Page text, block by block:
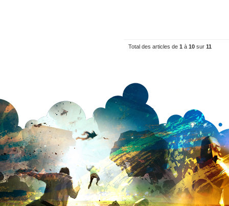
Total des articles de 1 à 10 sur 11